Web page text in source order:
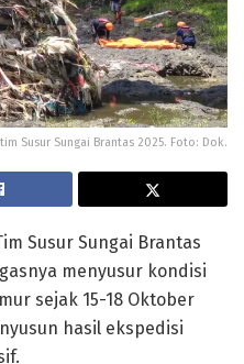
Susur Sungai Brantas 2025. Foto: Dok.
Susur Sungai Brantas
menyusur kondisi
sejak 15-18 Oktober
hasil ekspedisi